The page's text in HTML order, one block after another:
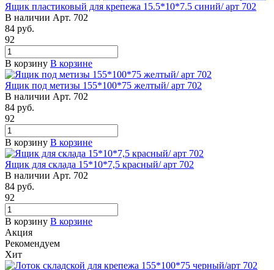
Ящик пластиковый для крепежа 15.5*10*7.5 синий/ арт 702
В наличии Арт. 702
84 руб.
92
В корзину В корзине
Ящик под метизы 155*100*75 желтый/ арт 702
В наличии Арт. 702
84 руб.
92
В корзину В корзине
Ящик для склада 15*10*7,5 красный/ арт 702
В наличии Арт. 702
84 руб.
92
В корзину В корзине
Акция
Рекомендуем
Хит